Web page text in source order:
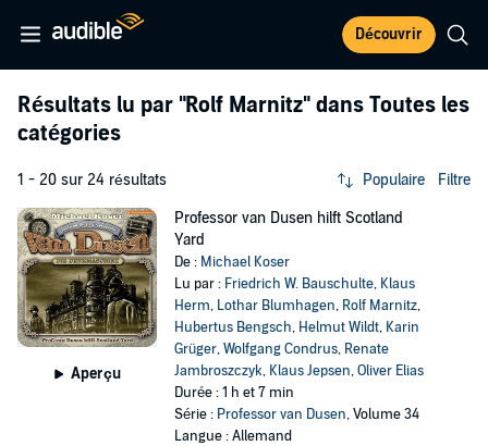
Découvrir
Résultats lu par "Rolf Marnitz" dans Toutes les
catégories
1 - 20 sur 24 résultats Populaire Filtre
Aperçu
Professor van Dusen hilft Scotland
Yard
De : Michael Koser
Lu par : Friedrich W. Bauschulte, Klaus
Herm, Lothar Blumhagen, Rolf Marnitz,
Hubertus Bengsch, Helmut Wildt, Karin
Grüger,Wolfgang Condrus, Renate
Jambroszczyk, Klaus Jepsen,Oliver Elias
Durée : 1 h et 7 min
Série : Professor van Dusen, Volume 34
Langue : Allemand